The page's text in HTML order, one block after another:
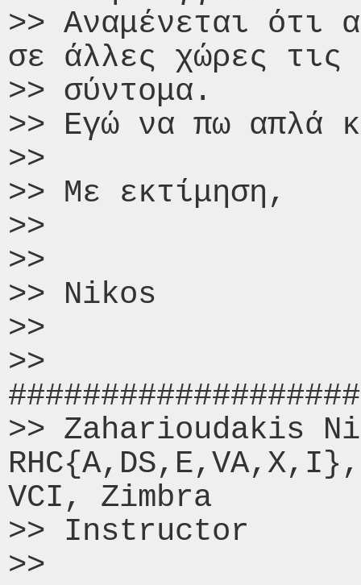
>> Αναμένεται ότι
σε άλλες χώρες τις
>> σύντομα.
>> Εγώ να πω απλά
>>
>> Με εκτίμηση,
>>
>>
>> Nikos
>>
>>
>> Zaharioudakis
VCI, Zimbra
>> Instructor
>>